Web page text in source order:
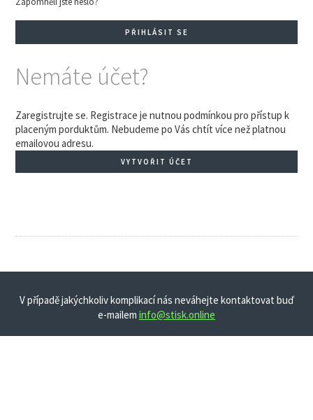
Nemáte účet?
Zaregistrujte se. Registrace je nutnou podmínkou pro přístup k
placeným porduktům. Nebudeme po Vás chtít více než platnou
emailovou adresu.
VYTVOŘIT ÚČET
V případě jakýchkoliv komplikací nás neváhejte kontaktovat buď
e-mailem info@stisk.online